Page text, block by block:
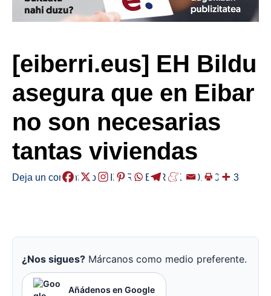
[eiberri.eus] EH Bildu
asegura que en Eibar
no son necesarias
tantas viviendas
Deja un comentario /EIBAR ,HERRIAK /2019-01-23
¿Nos sigues? Márcanos como medio preferente.
Añádenos en Google